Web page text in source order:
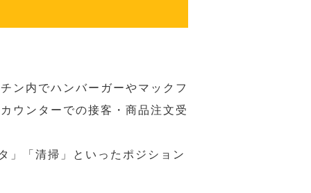
ン内でハンバーガーやマックフ
ウンターでの接客・商品注文受
」「清掃」といったポジション